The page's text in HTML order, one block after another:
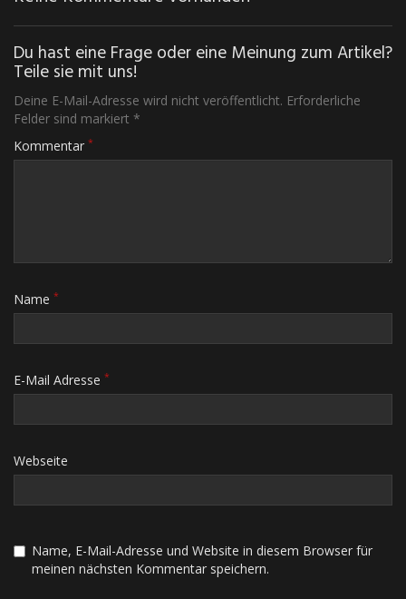
Du hast eine Frage oder eine Meinung zum Artikel?
Teile sie mit uns!
Deine E-Mail-Adresse wird nicht veröffentlicht. Erforderliche
Felder sind markiert *
Kommentar *
Name *
E-Mail Adresse *
Webseite
Name, E-Mail-Adresse und Website in diesem Browser für
meinen nächsten Kommentar speichern.